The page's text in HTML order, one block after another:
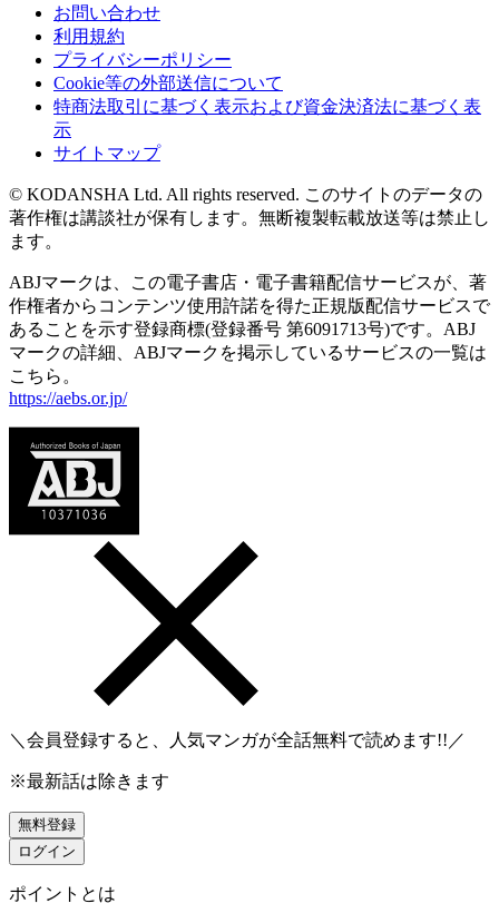
お問い合わせ
利用規約
プライバシーポリシー
Cookie等の外部送信について
特商法取引に基づく表示および資金決済法に基づく表
示
サイトマップ
© KODANSHA Ltd. All rights reserved. このサイトのデータの
著作権は講談社が保有します。無断複製転載放送等は禁止し
ます。
ABJマークは、この電子書店・電子書籍配信サービスが、著
作権者からコンテンツ使用許諾を得た正規版配信サービスで
あることを示す登録商標(登録番号 第6091713号)です。ABJ
マークの詳細、ABJマークを掲示しているサービスの一覧は
こちら。
https://aebs.or.jp/
＼会員登録すると、人気マンガが全話無料で読めます!!／
※最新話は除きます
無料登録
ログイン
ポイントとは